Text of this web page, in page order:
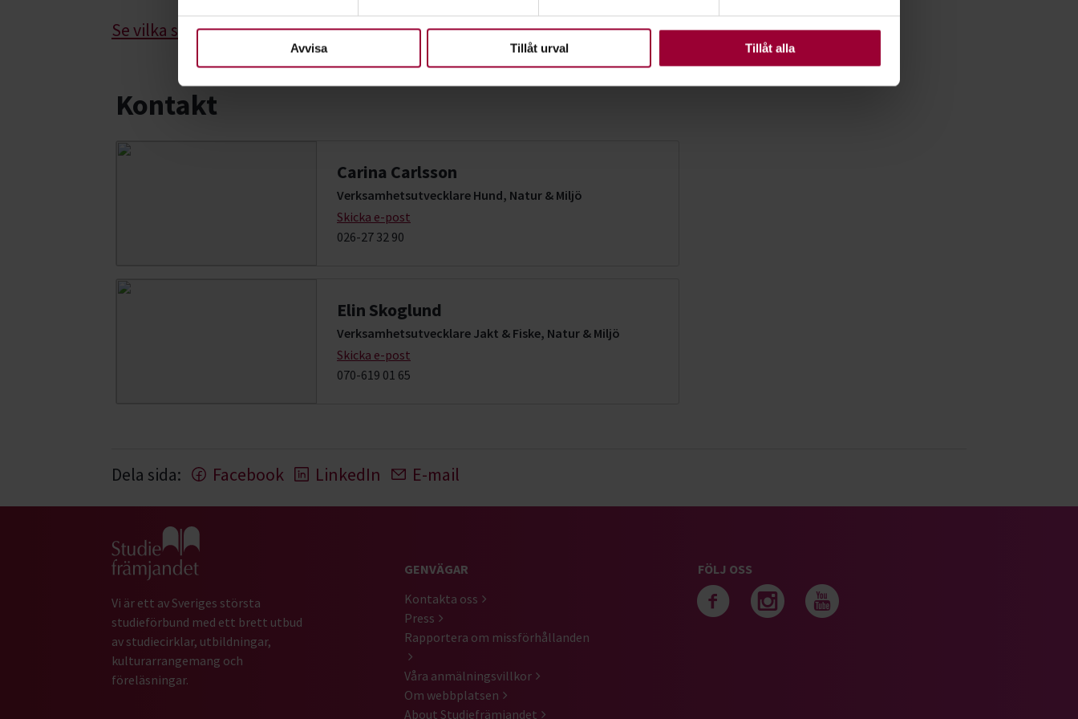
För att du ska få en så bra upplevelse som möjligt använder vi kakor (cookies) på vår webbplats. Vissa kakor är
Avvisa Tillåt urval Tillåt alla
Se vilka studieplaner vi har om odling
Kontakt
Carina Carlsson
Verksamhetsutvecklare Hund, Natur & Miljö
Skicka e-post
026-27 32 90
Elin Skoglund
Verksamhetsutvecklare Jakt & Fiske, Natur & Miljö
Skicka e-post
070-619 01 65
Dela sida: Facebook LinkedIn E-mail
Gå till studiefrämjandets startsida
Vi är ett av Sveriges största
studieförbund med ett brett utbud
av studiecirklar, utbildningar,
kulturarrangemang och
föreläsningar.
GENVÄGAR
Kontakta oss
Press
Rapportera om missförhållanden
Våra anmälningsvillkor
Om webbplatsen
About Studiefrämjandet
FÖLJ OSS
Följ oss på facebook
Följ oss på instagram
Följ oss på youtube